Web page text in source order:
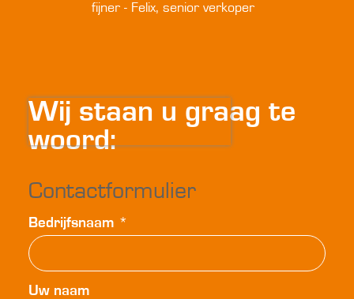
fijner - Felix, senior verkoper
Wij staan u graag te
woord:
Contactformulier
Bedrijfsnaam *
Uw naam